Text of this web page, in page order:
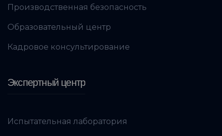
Производственная безопасность
Образовательный центр
Кадровое консультирование
Экспертный центр
Испытательная лаборатория